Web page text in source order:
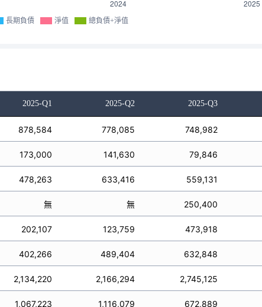
長期負債 淨值 總負債+淨值
2025-Q1 2025-Q2 2025-Q3
878,584 778,085 748,982
173,000 141,630 79,846
478,263 633,416 559,131
無 無 250,400
202,107 123,759 473,918
402,266 489,404 632,848
2,134,220 2,166,294 2,745,125
1,067,223 1,116,079 672,889